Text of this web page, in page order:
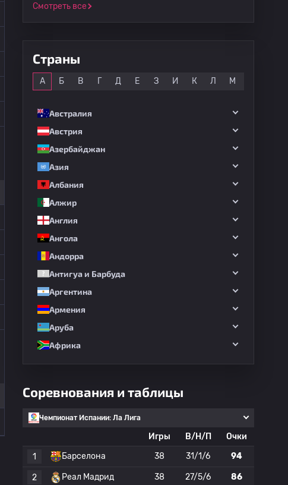
Смотреть все
Страны
А Б В Г Д Е З И К Л М
Австралия
Австрия
Азербайджан
Азия
Албания
Алжир
Англия
Ангола
Андорра
Антигуа и Барбуда
Аргентина
Армения
Аруба
Африка
Соревнования и таблицы
Чемпионат Испании: Ла Лига
Игры В/Н/П
Очки
1
Барселона 38 31/1/6 94
2 Реал Мадрид 38 27/5/6 86